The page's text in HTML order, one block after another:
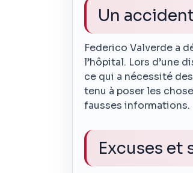
Un
Federico Valverde a
l’hôpital. Lors d’une
ce qui a nécessité
tenu à poser les
fausses informations.
Excuses et